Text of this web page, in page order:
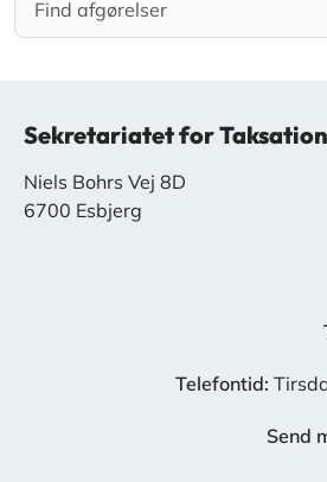
Sekretariatet for
Niels Bohrs Vej 8D
6700 Esbjerg
Telefontid:
Send